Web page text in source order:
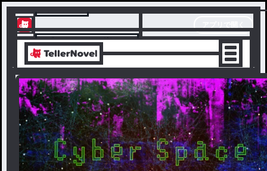
テラーノベル
アプリでサクサク楽しめる